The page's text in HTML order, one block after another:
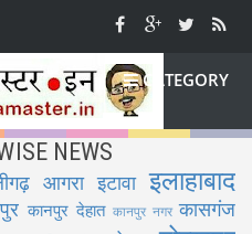
CATEGORY
NEWS
आगरा इटावा इलाहाबाद
कानपुर देहात कानपुर नगर कासगंज